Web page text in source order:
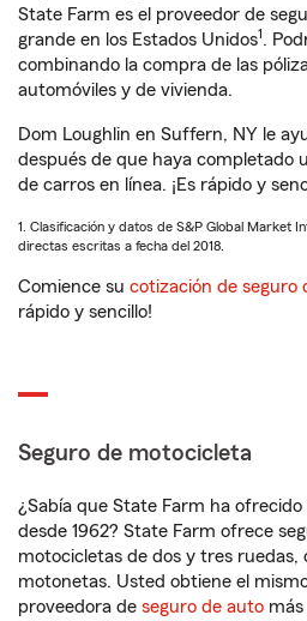
State Farm es el proveedor de
grande en los Estados Unidos1.
combinando la compra de las
automóviles y de vivienda.
Dom Loughlin en Suffern, NY le
después de que haya completado
de carros en línea. ¡Es rápido y
1. Clasificación y datos de S&P Global Market
directas escritas a fecha del 2018.
Comience su cotización de seguro
rápido y sencillo!
Seguro de motocicleta
¿Sabía que State Farm ha
desde 1962? State Farm ofrece
motocicletas de dos y tres ruedas,
motonetas. Usted obtiene el
proveedora de seguro de auto